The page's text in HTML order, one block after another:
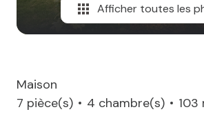
Afficher toutes les
Maison
7 pièce(s)
4 chambre(s)
103